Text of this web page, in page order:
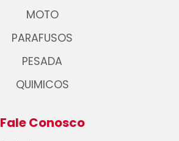
MOTO
PARAFUSOS
PESADA
QUIMICOS
Fale Conosco